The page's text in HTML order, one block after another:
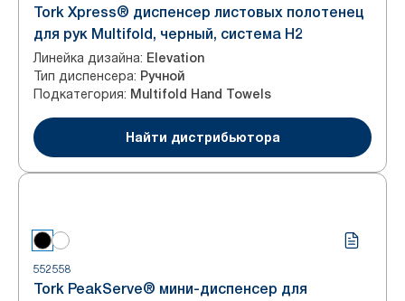
Tork Xpress® диспенсер листовых полотенец
для рук Multifold, черный, система H2
Линейка дизайна: Elevation
Тип диспенсера: Ручной
Подкатегория: Multifold Hand Towels
Найти дистрибьютора
552558
Tork PeakServe® мини-диспенсер для